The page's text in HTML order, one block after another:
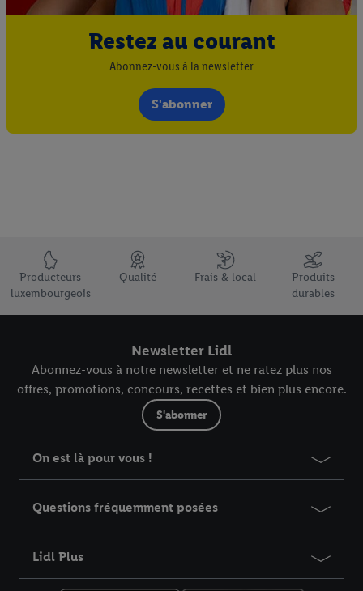
Restez au courant
Abonnez-vous à la newsletter
S'abonner
Élément du pied de page avec les USPs de Lidl Luxembourg
Producteurs
luxembourgeois
Qualité Frais & local
Produits
durables
Newsletter Lidl
Abonnez-vous à notre newsletter et ne ratez plus nos
offres, promotions, concours, recettes et bien plus encore.
S'abonner
On est là pour vous !
Questions fréquemment posées
Lidl Plus